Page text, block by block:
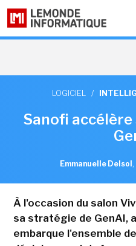
LOGICIEL /
Sanofi
Emmanuelle Delsol ,
À l'occasion du salon
sa stratégie de GenAI,
embarque l'ensemble